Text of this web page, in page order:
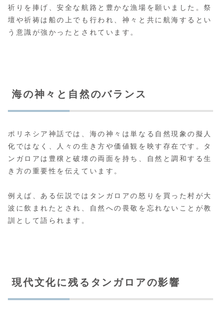
祈りを捧げ、安全な航路と豊かな漁場を願いました。祭
壇や祈祷は船の上でも行われ、神々と共に航海するとい
う意識が強かったとされています。
海の神々と自然のバランス
ポリネシア神話では、海の神々は単なる自然現象の擬人
化ではなく、人々の生き方や価値観を映す存在です。タ
ンガロアは豊穣と破壊の両面を持ち、自然と調和する生
き方の重要性を伝えています。
例えば、ある伝説ではタンガロアの怒りを買った村が大
波に飲まれたとされ、自然への畏敬を忘れないことが教
訓として語られます。
現代文化に残るタンガロアの影響